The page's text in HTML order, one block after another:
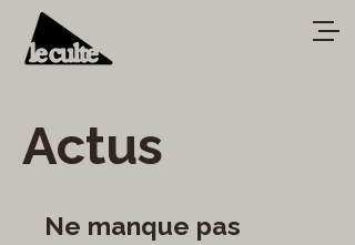
Actus
Ne manque pas